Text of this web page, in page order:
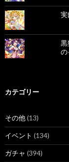
実
黒
の
カテゴリー
その他(13)
イベント (134)
ガチャ (394)